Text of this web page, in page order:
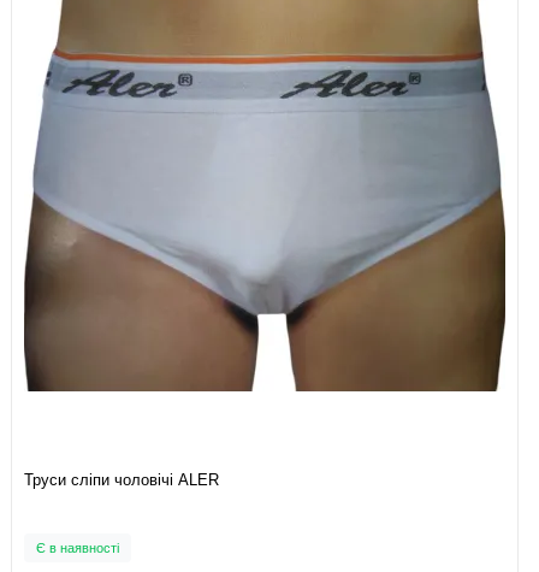
Труси сліпи чоловічі ALER
Є в наявності